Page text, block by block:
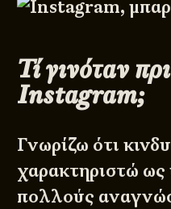
Τί γινόταν
Instagram;
Γνωρίζω ότι
χαρακτηριστώ ως
πολλούς